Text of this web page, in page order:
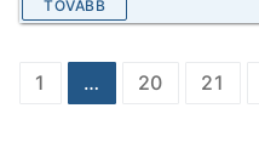
TOVÁBB
Bejegyzés
1 … 20 21